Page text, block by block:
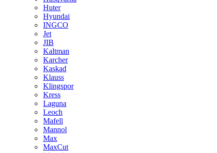
Huter
Hyundai
INGCO
Jet
JIB
Kaltman
Karcher
Kaskad
Klauss
Klingspor
Kress
Laguna
Leoch
Mafell
Mannol
Max
MaxCut